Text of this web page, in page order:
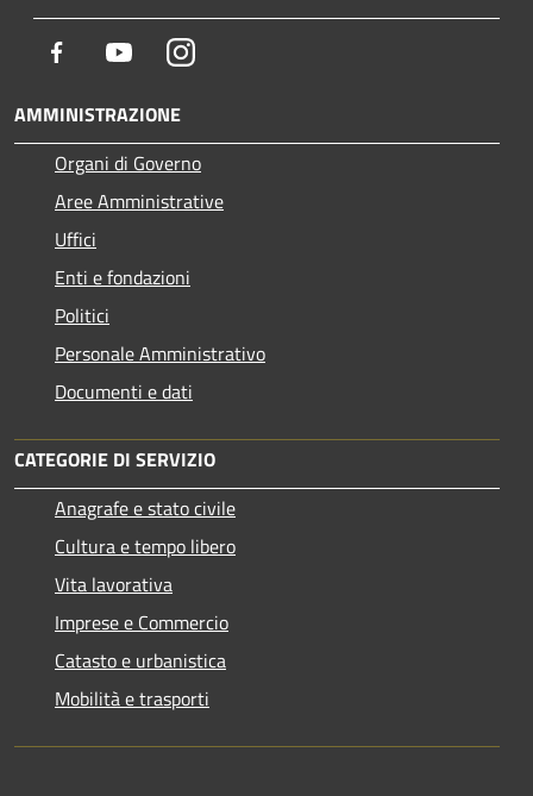
Facebook YoutubeInstagram
AMMINISTRAZIONE
Organi di Governo
Aree Amministrative
Uffici
Enti e fondazioni
Politici
Personale Amministrativo
Documenti e dati
CATEGORIE DI SERVIZIO
Anagrafe e stato civile
Cultura e tempo libero
Vita lavorativa
Imprese e Commercio
Catasto e urbanistica
Mobilità e trasporti